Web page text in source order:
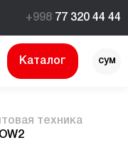
+998 77 320 44 44
Каталог сум
техника